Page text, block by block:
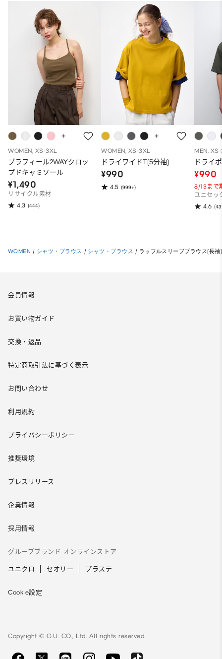
WOMEN, XS-3XL
ブラフィール2WAYクロッ
プドキャミソール
¥1,490
リサイクル素材
4.3 (444)
WOMEN, XS-3XL
ドライワイドT(5分袖)
¥990
4.5 (999+)
MEN,
ドライ
¥990
8/13まで
ユニセッ
4.6
WOMEN / シャツ・ブラウス / シャツ・ブラウス / ラッフルスリーブブラウス(長
会員情報
お買い物ガイド
交換・返品
特定商取引法に基づく表示
お問い合わせ
利用規約
プライバシーポリシー
推奨環境
プレスリリース
企業情報
採用情報
グループブランド オンラインストア
ユニクロ セオリー プラステ
Cookie設定
Copyright © G.U. CO., Ltd. All rights reserved.